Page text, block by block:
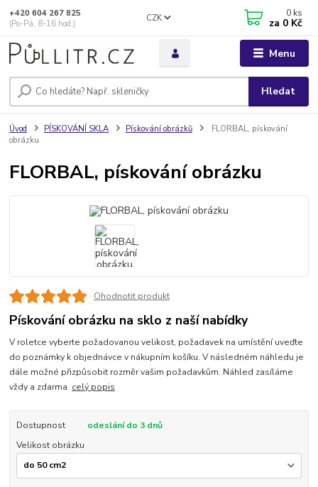
Menu
CZK
Hledat
+420 604 267 825
(Po-Pá, 8-16 hod.)
0 ks
za 0 Kč
Úvod PÍSKOVÁNÍ SKLA Pískování obrázků
FLORBAL, pískování
obrázku
FLORBAL, pískování obrázku
Ohodnotit produkt
Pískování obrázku na sklo z naší nabídky
V roletce vyberte požadovanou velikost, požadavek na umístění uveďte
do poznámky k objednávce v nákupním košíku. V následném náhledu je
dále možné přizpůsobit rozměr vašim požadavkům. Náhled zasíláme
vždy a zdarma. celý popis
Dostupnost
odeslání do 3 dnů
Velikost obrázku